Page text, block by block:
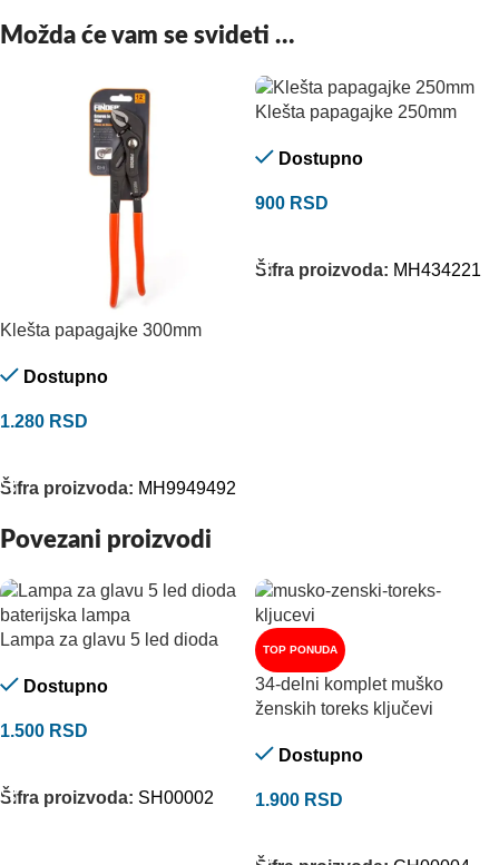
Možda će vam se svideti …
Klešta papagajke 300mm
Dostupno
1.280 RSD
Šifra proizvoda: MH9949492
Klešta papagajke 250mm
Dostupno
900 RSD
Šifra proizvoda: MH434221
Povezani proizvodi
Lampa za glavu 5 led dioda
Dostupno
1.500 RSD
Šifra proizvoda: SH00002
TOP PONUDA
34-delni komplet muško
ženskih toreks ključevi
Dostupno
1.900 RSD